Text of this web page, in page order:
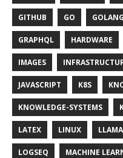
GITHUB GO GOLANG
GRAPHQL HARDWARE
IMAGES
JAVASCRIPT K8S
KNOWLEDGE-SYSTEMS
LATEX LINUX
LOGSEQ MACHINE